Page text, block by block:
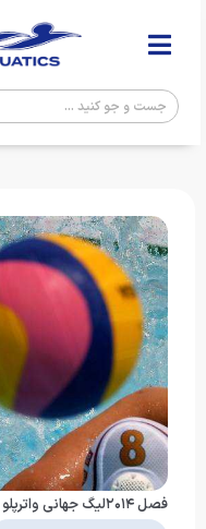
فصل ۲۰۱۴لیگ جهانی واترپلو استارت می خورد